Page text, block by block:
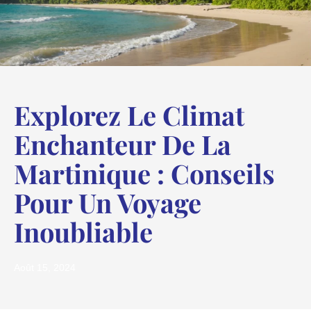
Explorez Le Climat
Enchanteur De La
Martinique : Conseils
Pour Un Voyage
Inoubliable